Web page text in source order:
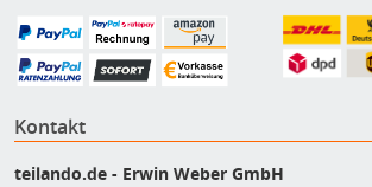
Kontakt
teilando.de - Erwin Weber GmbH